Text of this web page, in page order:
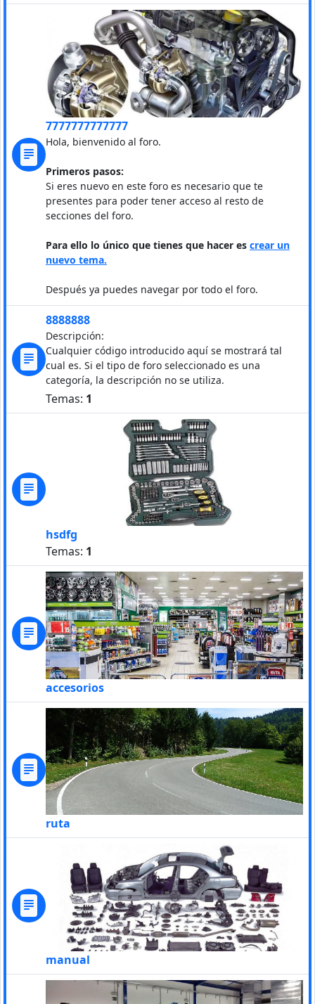
7777777777777
Hola, bienvenido al foro.
Primeros pasos:
Si eres nuevo en este foro es necesario que te
presentes para poder tener acceso al resto de
secciones del foro.
Para ello lo único que tienes que hacer es crear un
nuevo tema.
Después ya puedes navegar por todo el foro.
8888888
Descripción:
Cualquier código introducido aquí se mostrará tal
cual es. Si el tipo de foro seleccionado es una
categoría, la descripción no se utiliza.
Temas: 1
hsdfg
Temas: 1
accesorios
ruta
manual